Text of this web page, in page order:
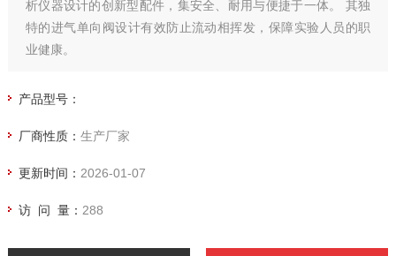
析仪器设计的创新型配件，集安全、耐用与便捷于一体。 其独
特的进气单向阀设计有效防止流动相挥发，保障实验人员的职
业健康。
产品型号：
厂商性质： 生产厂家
更新时间： 2026-01-07
访 问 量： 288